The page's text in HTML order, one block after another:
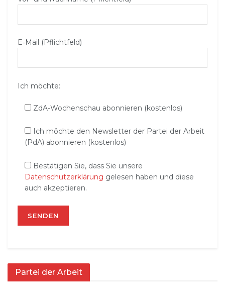
E‑Mail (Pflichtfeld)
Ich möchte:
ZdA-Wochenschau abonnieren (kostenlos)
Ich möchte den Newsletter der Partei der Arbeit
(PdA) abonnieren (kostenlos)
Bestätigen Sie, dass Sie unsere
Datenschutzerklärung gelesen haben und diese
auch akzeptieren.
Partei der Arbeit